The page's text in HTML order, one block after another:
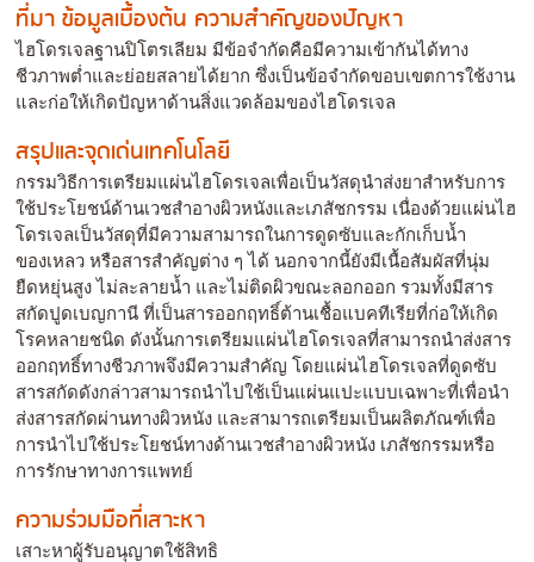
ที่มา ข้อมูลเบื้องต้น ความสำคัญของปัญหา
ไฮโดรเจลฐานปิโตรเลียม มีข้อจำกัดคือมีความเข้ากันได้ทาง
ชีวภาพต่ำและย่อยสลายได้ยาก ซึ่งเป็นข้อจำกัดขอบเขตการใช้งาน
และก่อให้เกิดปัญหาด้านสิ่งแวดล้อมของไฮโดรเจล
สรุปและจุดเด่นเทคโนโลยี
กรรมวิธีการเตรียมแผ่นไฮโดรเจลเพื่อเป็นวัสดุนำส่งยาสำหรับการ
ใช้ประโยชน์ด้านเวชสำอางผิวหนังและเภสัชกรรม เนื่องด้วยแผ่นไฮ
โดรเจลเป็นวัสดุที่มีความสามารถในการดูดซับและกักเก็บน้ำ
ของเหลว หรือสารสำคัญต่าง ๆ ได้ นอกจากนี้ยังมีเนื้อสัมผัสที่นุ่ม
ยืดหยุ่นสูง ไม่ละลายน้ำ และไม่ติดผิวขณะลอกออก รวมทั้งมีสาร
สกัดปูดเบญกานี ที่เป็นสารออกฤทธิ์ต้านเชื้อแบคทีเรียที่ก่อให้เกิด
โรคหลายชนิด ดังนั้นการเตรียมแผ่นไฮโดรเจลที่สามารถนำส่งสาร
ออกฤทธิ์ทางชีวภาพจึงมีความสำคัญ โดยแผ่นไฮโดรเจลที่ดูดซับ
สารสกัดดังกล่าวสามารถนำไปใช้เป็นแผ่นแปะแบบเฉพาะที่เพื่อนำ
ส่งสารสกัดผ่านทางผิวหนัง และสามารถเตรียมเป็นผลิตภัณฑ์เพื่อ
การนำไปใช้ประโยชน์ทางด้านเวชสำอางผิวหนัง เภสัชกรรมหรือ
การรักษาทางการแพทย์
ความร่วมมือที่เสาะหา
เสาะหาผู้รับอนุญาตใช้สิทธิ